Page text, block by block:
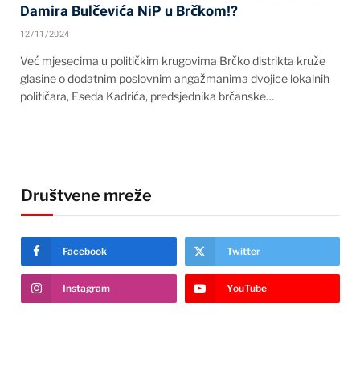
Damira Bulčevića NiP u Brčkom!?
12/11/2024
Već mjesecima u političkim krugovima Brčko distrikta kruže
glasine o dodatnim poslovnim angažmanima dvojice lokalnih
političara, Eseda Kadrića, predsjednika brčanske…
Društvene mreže
Facebook Twitter
Instagram YouTube